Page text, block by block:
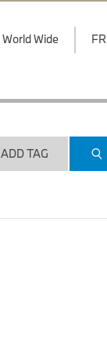
World Wide FR
ADD TAG